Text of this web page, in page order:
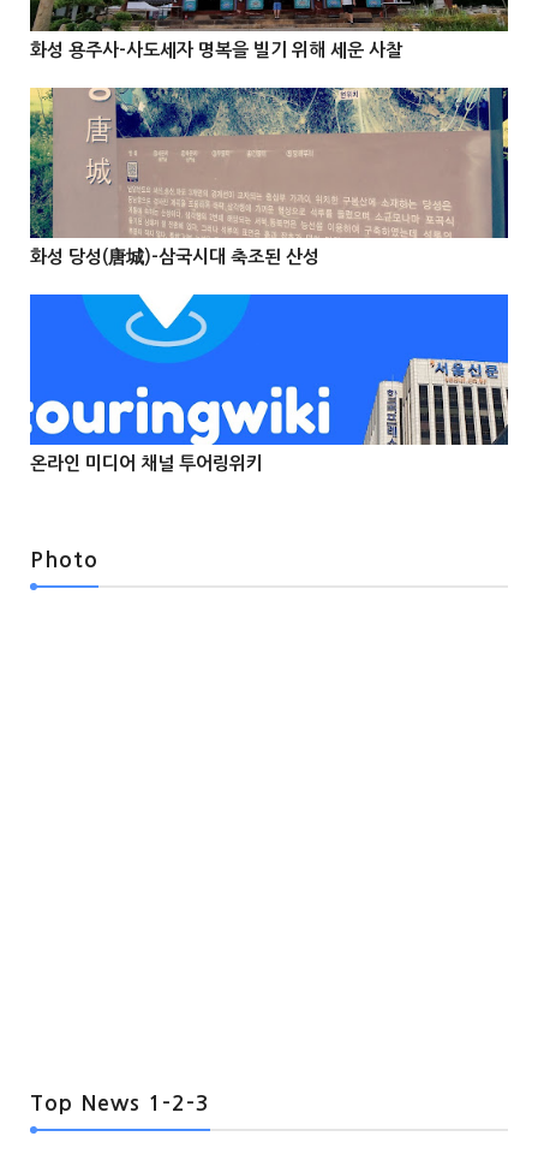
 

화성 용주사-사도세자 명복을 빌기 위해 세운 사찰
 

화성 당성(唐城)-삼국시대 축조된 산성
 

@Info
온라인 미디어 채널 투어링위키
Photo
Top News 1-2-3